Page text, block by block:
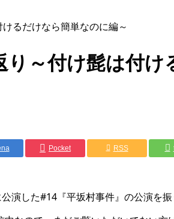
るだけなら簡単なのに編～
り～付け髭は付
Pocket RSS
演した#14『平坂村事件』の公演を振